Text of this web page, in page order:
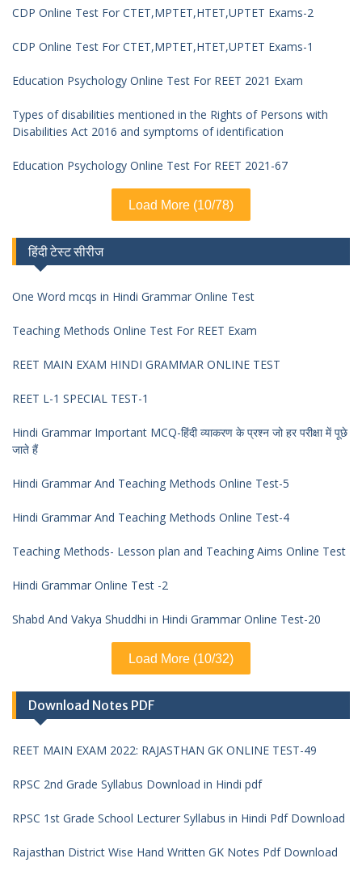
CDP Online Test For CTET,MPTET,HTET,UPTET Exams-2
CDP Online Test For CTET,MPTET,HTET,UPTET Exams-1
Education Psychology Online Test For REET 2021 Exam
Types of disabilities mentioned in the Rights of Persons with
Disabilities Act 2016 and symptoms of identification
Education Psychology Online Test For REET 2021-67
Load More (10/78)
हिंदी टेस्ट सीरीज
One Word mcqs in Hindi Grammar Online Test
Teaching Methods Online Test For REET Exam
REET MAIN EXAM HINDI GRAMMAR ONLINE TEST
REET L-1 SPECIAL TEST-1
Hindi Grammar Important MCQ-हिंदी व्याकरण के प्रश्न जो हर परीक्षा में पूछे
जाते हैं
Hindi Grammar And Teaching Methods Online Test-5
Hindi Grammar And Teaching Methods Online Test-4
Teaching Methods- Lesson plan and Teaching Aims Online Test
Hindi Grammar Online Test -2
Shabd And Vakya Shuddhi in Hindi Grammar Online Test-20
Load More (10/32)
Download Notes PDF
REET MAIN EXAM 2022: RAJASTHAN GK ONLINE TEST-49
RPSC 2nd Grade Syllabus Download in Hindi pdf
RPSC 1st Grade School Lecturer Syllabus in Hindi Pdf Download
Rajasthan District Wise Hand Written GK Notes Pdf Download